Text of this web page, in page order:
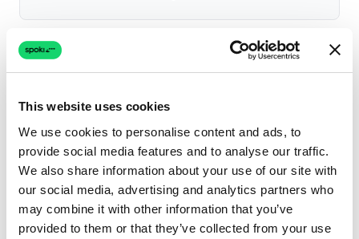
This website uses cookies
We use cookies to personalise content and ads, to
provide social media features and to analyse our traffic.
We also share information about your use of our site with
our social media, advertising and analytics partners who
may combine it with other information that you’ve
provided to them or that they’ve collected from your use
WhatsApp-KI-Assistent
für Unternehmen: Was es
ist und wie Spoki hilft
AI & Automation
Mehr lesen